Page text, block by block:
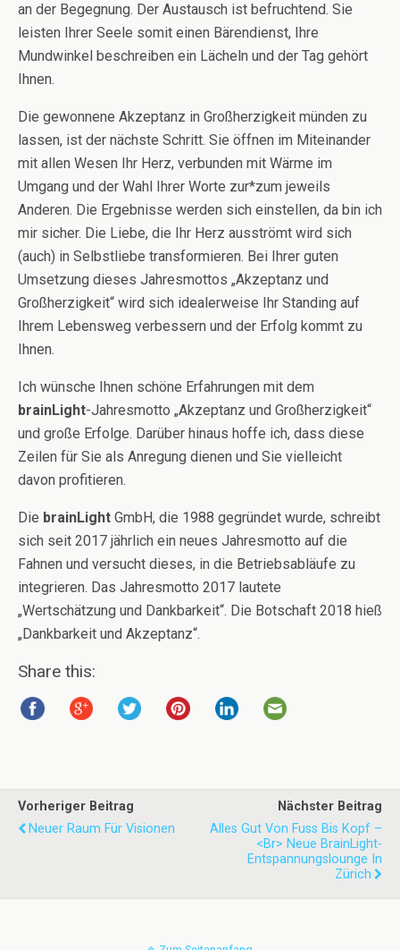
an der Begegnung. Der Austausch ist befruchtend. Sie
leisten Ihrer Seele somit einen Bärendienst, Ihre
Mundwinkel beschreiben ein Lächeln und der Tag gehört
Ihnen.
Die gewonnene Akzeptanz in Großherzigkeit münden zu
lassen, ist der nächste Schritt. Sie öffnen im Miteinander
mit allen Wesen Ihr Herz, verbunden mit Wärme im
Umgang und der Wahl Ihrer Worte zur*zum jeweils
Anderen. Die Ergebnisse werden sich einstellen, da bin ich
mir sicher. Die Liebe, die Ihr Herz ausströmt wird sich
(auch) in Selbstliebe transformieren. Bei Ihrer guten
Umsetzung dieses Jahresmottos „Akzeptanz und
Großherzigkeit“ wird sich idealerweise Ihr Standing auf
Ihrem Lebensweg verbessern und der Erfolg kommt zu
Ihnen.
Ich wünsche Ihnen schöne Erfahrungen mit dem
brainLight-Jahresmotto „Akzeptanz und Großherzigkeit“
und große Erfolge. Darüber hinaus hoffe ich, dass diese
Zeilen für Sie als Anregung dienen und Sie vielleicht
davon profitieren.
Die brainLight GmbH, die 1988 gegründet wurde, schreibt
sich seit 2017 jährlich ein neues Jahresmotto auf die
Fahnen und versucht dieses, in die Betriebsabläufe zu
integrieren. Das Jahresmotto 2017 lautete
„Wertschätzung und Dankbarkeit“. Die Botschaft 2018 hieß
„Dankbarkeit und Akzeptanz“.
Share this:
Vorheriger Beitrag
Neuer Raum Für Visionen
Nächster Beitrag
Alles Gut Von Fuss Bis Kopf –
<br> Neue BrainLight-
Entspannungslounge In
Zürich